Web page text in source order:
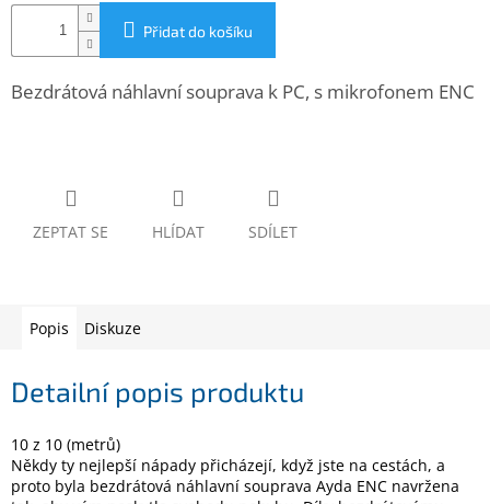
www.inpraise.cz
Gaming
sport
zahrada
Velké
spotřebiče
Počítače
notebooky
Přidat do košíku
Bezdrátová náhlavní souprava k PC, s mikrofonem ENC
ZEPTAT SE HLÍDAT SDÍLET
Popis Diskuze
Detailní popis produktu
10 z 10 (metrů)
Někdy ty nejlepší nápady přicházejí, když jste na cestách, a
proto byla bezdrátová náhlavní souprava Ayda ENC navržena